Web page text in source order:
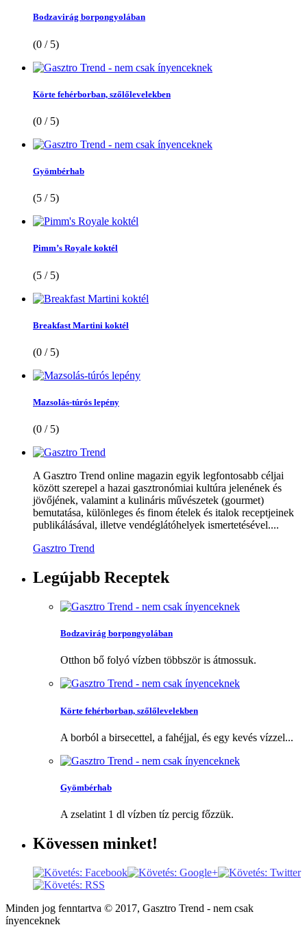
Bodzavirág borpongyolában
(0 / 5)
Körte fehérborban, szőlőlevelekben
(0 / 5)
Gyömbérhab
(5 / 5)
Pimm’s Royale koktél
(5 / 5)
Breakfast Martini koktél
(0 / 5)
Mazsolás-túrós lepény
(0 / 5)
A Gasztro Trend online magazin egyik legfontosabb céljai
között szerepel a hazai gasztronómiai kultúra jelenének és
jövőjének, valamint a kulináris művészetek (gourmet)
bemutatása, különleges és finom ételek és italok receptjeinek
publikálásával, illetve vendéglátóhelyek ismertetésével....
Gasztro Trend
Legújabb Receptek
Bodzavirág borpongyolában
Otthon bő folyó vízben többször is átmossuk.
Körte fehérborban, szőlőlevelekben
A borból a birsecettel, a fahéjjal, és egy kevés vízzel...
Gyömbérhab
A zselatint 1 dl vízben tíz percig főzzük.
Kövessen minket!
Minden jog fenntartva © 2017, Gasztro Trend - nem csak
ínyenceknek